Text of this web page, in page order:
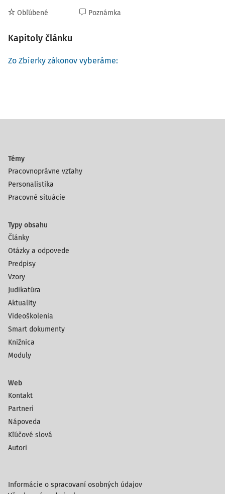
Obľúbené Poznámka
Kapitoly článku
Zo Zbierky zákonov vyberáme:
Témy
Pracovnoprávne vzťahy
Personalistika
Pracovné situácie
Typy obsahu
Články
Otázky a odpovede
Predpisy
Vzory
Judikatúra
Aktuality
Videoškolenia
Smart dokumenty
Knižnica
Moduly
Web
Kontakt
Partneri
Nápoveda
Kľúčové slová
Autori
Informácie o spracovaní osobných údajov